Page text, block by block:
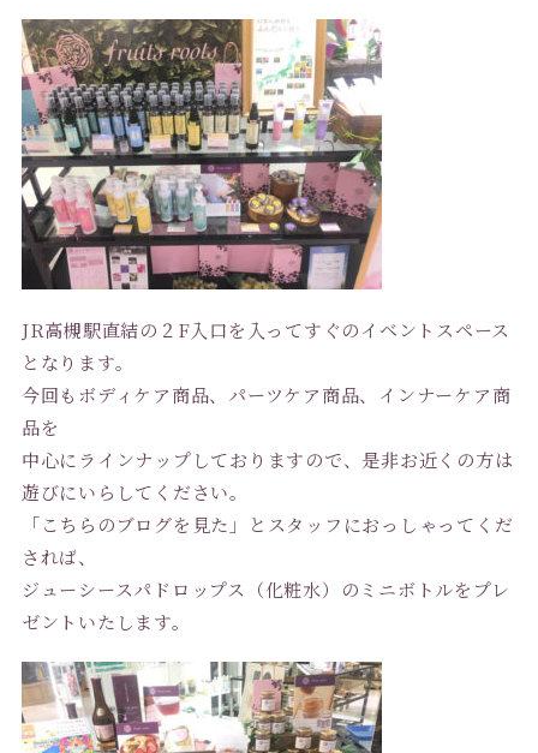
JR高槻駅直結の２F入口を入ってすぐのイベントスペース
となります。
今回もボディケア商品、パーツケア商品、インナーケア商
品を
中心にラインナップしておりますので、是非お近くの方は
遊びにいらしてください。
「こちらのブログを見た」とスタッフにおっしゃってくだ
されば、
ジューシースパドロップス（化粧水）のミニボトルをプレ
ゼントいたします。